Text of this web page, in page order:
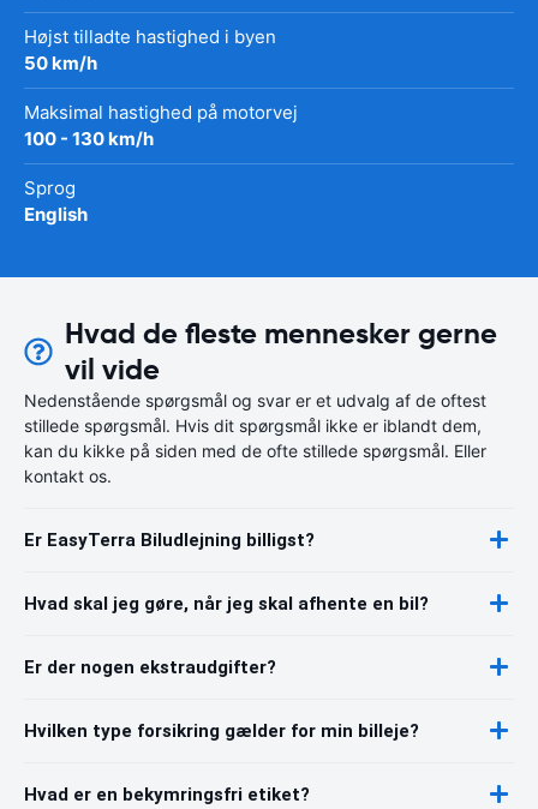
Højst tilladte hastighed i byen
50 km/h
Maksimal hastighed på motorvej
100 - 130 km/h
Sprog
English
Hvad de fleste mennesker gerne
vil vide
Nedenstående spørgsmål og svar er et udvalg af de oftest
stillede spørgsmål. Hvis dit spørgsmål ikke er iblandt dem,
kan du kikke på siden med de ofte stillede spørgsmål. Eller
kontakt os.
Er EasyTerra Biludlejning billigst?
Hvad skal jeg gøre, når jeg skal afhente en bil?
Er der nogen ekstraudgifter?
Hvilken type forsikring gælder for min billeje?
Hvad er en bekymringsfri etiket?